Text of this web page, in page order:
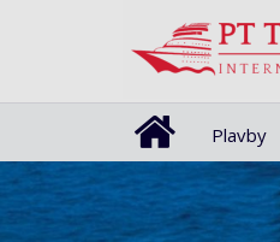
Plavby